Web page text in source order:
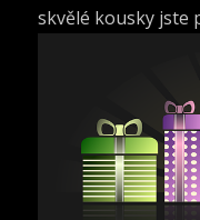
skvělé kousky jste